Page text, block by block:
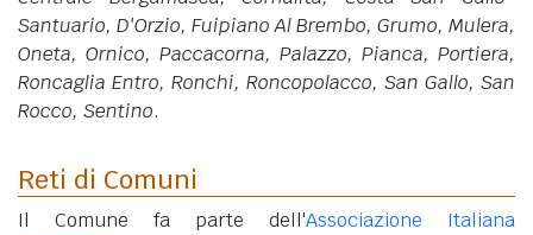
Santuario, D'Orzio, Fuipiano Al Brembo, Grumo, Mulera,
Oneta, Ornico, Paccacorna, Palazzo, Pianca, Portiera,
Roncaglia Entro, Ronchi, Roncopolacco, San Gallo, San
Rocco, Sentino.
Reti di Comuni
Il Comune fa parte dell'Associazione Italiana